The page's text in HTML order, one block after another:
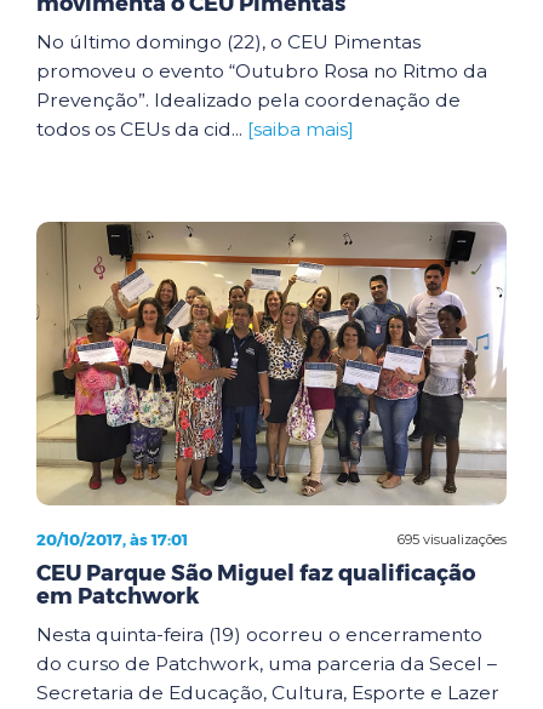
No último domingo (22), o CEU Pimentas
promoveu o evento “Outubro Rosa no Ritmo da
Prevenção”. Idealizado pela coordenação de
todos os CEUs da cid... [saiba mais]
695 visualizações
20/10/2017, às 17:01
CEU Parque São Miguel faz qualificação
em Patchwork
Nesta quinta-feira (19) ocorreu o encerramento
do curso de Patchwork, uma parceria da Secel –
Secretaria de Educação, Cultura, Esporte e Lazer